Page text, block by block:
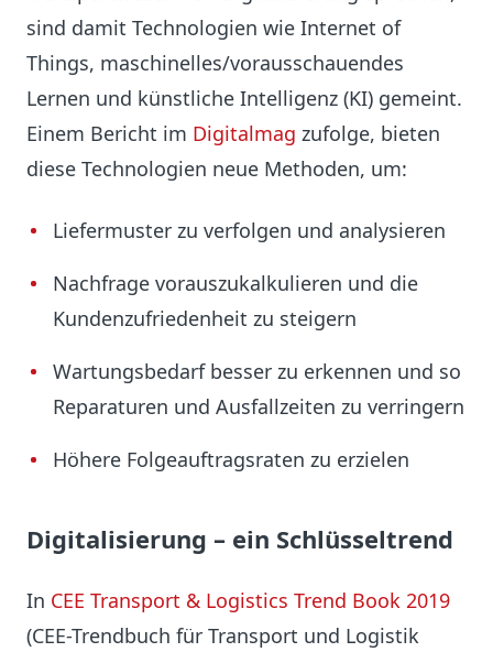
sind damit Technologien wie Internet of
Things, maschinelles/vorausschauendes
Lernen und künstliche Intelligenz (KI) gemeint.
Einem Bericht im Digitalmag zufolge, bieten
diese Technologien neue Methoden, um:
Liefermuster zu verfolgen und analysieren
Nachfrage vorauszukalkulieren und die
Kundenzufriedenheit zu steigern
Wartungsbedarf besser zu erkennen und so
Reparaturen und Ausfallzeiten zu verringern
Höhere Folgeauftragsraten zu erzielen
Digitalisierung – ein Schlüsseltrend
In CEE Transport & Logistics Trend Book 2019
(CEE-Trendbuch für Transport und Logistik